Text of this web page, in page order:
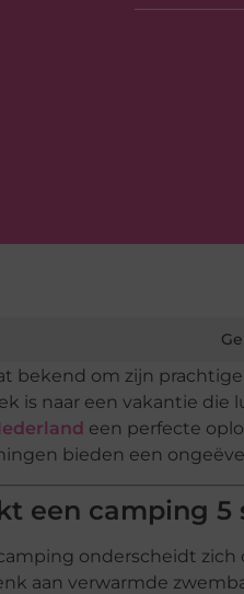
bekend om zijn
is naar een vakantie
een perfecte
bieden een
een camping 5
onderscheidt
aan verwarmde